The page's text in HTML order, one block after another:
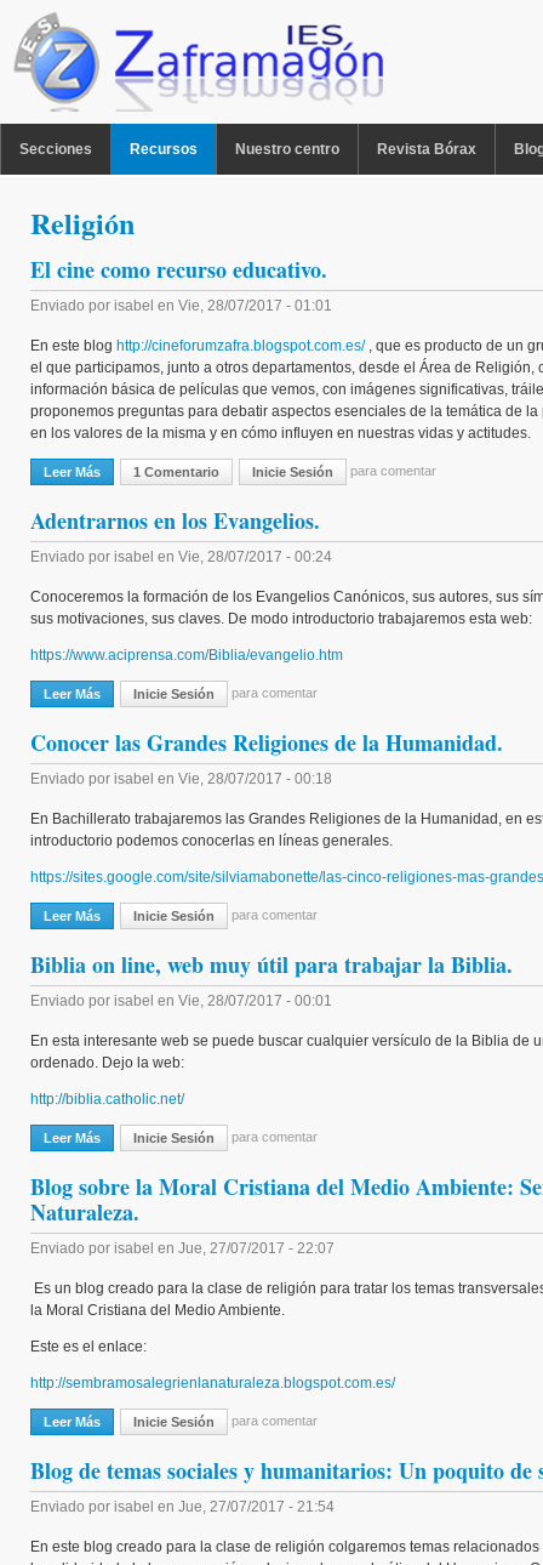
Pasar al contenido principal
Secciones Recursos Nuestro centro Revista Bórax
Religión
El cine como recurso educativo.
Enviado por isabel en Vie, 28/07/2017 - 01:01
En este blog http://cineforumzafra.blogspot.com.es/, que es producto de un
el que participamos, junto a otros departamentos, desde el Área de Religión,
información básica de películas que vemos, con imágenes significativas,
proponemos preguntas para debatir aspectos esenciales de la temática de
en los valores de la misma y en cómo influyen en nuestras vidas y actitudes.
Leer Más Sobre El Cine Como Recurso Educativo.
1 Comentario Inicie Sesión para comentar
Adentrarnos en los Evangelios.
Enviado por isabel en Vie, 28/07/2017 - 00:24
Conoceremos la formación de los Evangelios Canónicos, sus autores, sus
sus motivaciones, sus claves. De modo introductorio trabajaremos esta web:
https://www.aciprensa.com/Biblia/evangelio.htm
Leer Más Sobre Adentrarnos En Los Evangelios.
Inicie Sesión para comentar
Conocer las Grandes Religiones de la Humanidad.
Enviado por isabel en Vie, 28/07/2017 - 00:18
En Bachillerato trabajaremos las Grandes Religiones de la Humanidad, en
introductorio podemos conocerlas en líneas generales.
https://sites.google.com/site/silviamabonette/las-cinco-religiones-mas-
Leer Más Sobre Conocer Las Grandes Religiones De La Humanidad.
Inicie Sesión para comentar
Biblia on line, web muy útil para trabajar la Biblia.
Enviado por isabel en Vie, 28/07/2017 - 00:01
En esta interesante web se puede buscar cualquier versículo de la Biblia de
ordenado. Dejo la web:
http://biblia.catholic.net/
Leer Más Sobre Biblia On Line, Web Muy Útil Para Trabajar La Biblia.
Inicie Sesión para comentar
Blog sobre la Moral Cristiana del Medio Ambiente:
Naturaleza.
Enviado por isabel en Jue, 27/07/2017 - 22:07
Es un blog creado para la clase de religión para tratar los temas
la Moral Cristiana del Medio Ambiente.
Este es el enlace:
http://sembramosalegrienlanaturaleza.blogspot.com.es/
Leer Más Sobre Blog Sobre La Moral Cristiana Del Medio Ambiente:
Inicie Sesión para comentar
Blog de temas sociales y humanitarios: Un poquito
Enviado por isabel en Jue, 27/07/2017 - 21:54
En este blog creado para la clase de religión colgaremos temas